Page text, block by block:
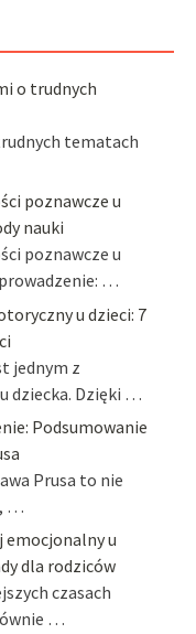
o trudnych
tematach
poznawcze u
nauki
poznawcze u
…
u dzieci: 7
jednym z
dziecka. Dzięki …
Podsumowanie
Prusa to nie
…
u
dla rodziców
czasach
…